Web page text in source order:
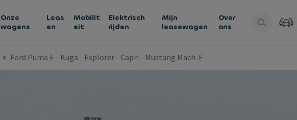
Onze
wagens
Leas
en
Mobilit
eit
Elektrisch
rijden
Mijn
leasewagen
Over
ons
Ford Puma E - Kuga - Explorer - Capri - Mustang Mach-E